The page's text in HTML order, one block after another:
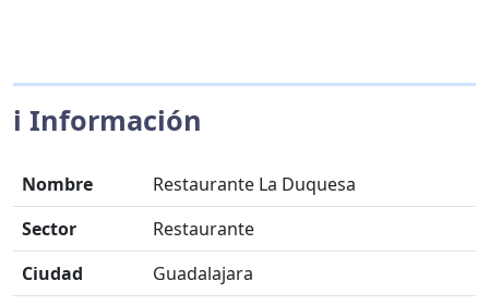
ℹ️ Información
Nombre
Restaurante La Duquesa
Sector
Restaurante
Ciudad
Guadalajara